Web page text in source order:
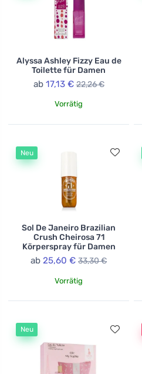
Alyssa Ashley Fizzy Eau de
Toilette für Damen
ab 17,13 € 22,26 €
Vorrätig
Neu
Sol De Janeiro Brazilian
Crush Cheirosa 71
Körperspray für Damen
ab 25,60 € 33,30 €
Vorrätig
Neu